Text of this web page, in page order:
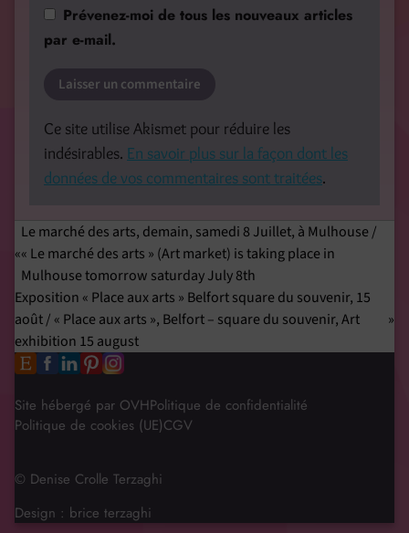
Prévenez-moi de tous les nouveaux articles
par e-mail.
Ce site utilise Akismet pour réduire les
indésirables. En savoir plus sur la façon dont les
données de vos commentaires sont traitées.
Le marché des arts, demain, samedi 8 Juillet, à Mulhouse /
« Le marché des arts » (Art market) is taking place in
Mulhouse tomorrow saturday July 8th
Exposition « Place aux arts » Belfort square du souvenir, 15
août / « Place aux arts », Belfort – square du souvenir, Art
exhibition 15 august
Site hébergé par OVHPolitique de confidentialité
Politique de cookies (UE)CGV
© Denise Crolle Terzaghi
Design : brice terzaghi